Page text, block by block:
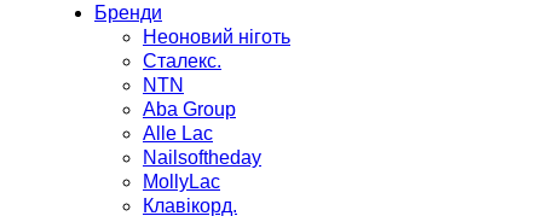
Бренди
Неоновий ніготь
Сталекс.
NTN
Aba Group
Alle Lac
Nailsoftheday
MollyLac
Клавікорд.